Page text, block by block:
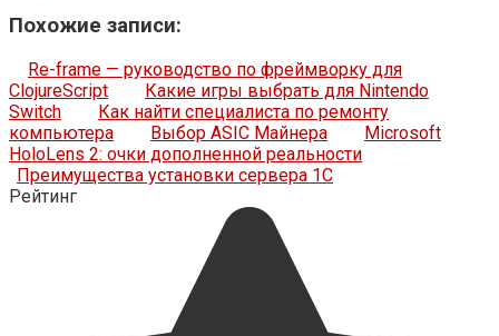
Похожие записи:
Re-frame — руководство по фреймворку для
ClojureScript
Какие игры выбрать для Nintendo
Switch
Как найти специалиста по ремонту
компьютера
Выбор ASIC Майнера
Microsoft
HoloLens 2: очки дополненной реальности
Преимущества установки сервера 1C
Рейтинг